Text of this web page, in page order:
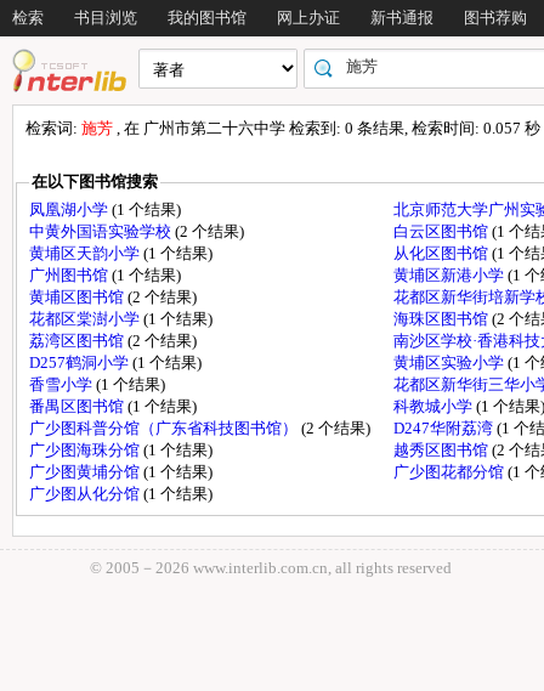
检索 书目浏览 我的图书馆 网上办证 新书通报 图书荐购
检索词: 施芳 , 在 广州市第二十六中学 检索到: 0 条结果, 检索时间: 0.057 秒
在以下图书馆搜索
凤凰湖小学 (1 个结果)
北京师范大学广州实
中黄外国语实验学校 (2 个结果) 白云区图书馆 (1 个结
黄埔区天韵小学 (1 个结果) 从化区图书馆 (1 个结
广州图书馆 (1 个结果) 黄埔区新港小学 (1
黄埔区图书馆 (2 个结果)
花都区新华街培新学
花都区棠澍小学 (1 个结果) 海珠区图书馆 (2 个结
荔湾区图书馆 (2 个结果)
南沙区学校·香港科
D257鹤洞小学 (1 个结果) 黄埔区实验小学 (1
香雪小学 (1 个结果)
花都区新华街三华小
番禺区图书馆 (1 个结果) 科教城小学 (1 个结果)
广少图科普分馆（广东省科技图书馆） (2 个结果) D247华附荔湾 (1 个
广少图海珠分馆 (1 个结果) 越秀区图书馆 (2 个结
广少图黄埔分馆 (1 个结果) 广少图花都分馆 (1
广少图从化分馆 (1 个结果)
© 2005－ 2026 www.interlib.com.cn, all rights reserved